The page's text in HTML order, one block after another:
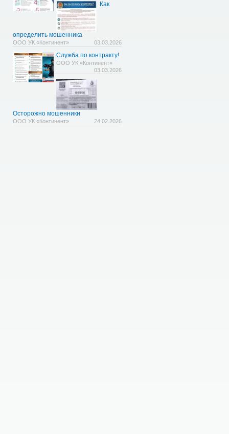
Как
определить мошенника
ООО УК «Континент» 03.03.2026
Служба по контракту!
ООО УК «Континент»
03.03.2026
Осторожно мошенники
ООО УК «Континент» 24.02.2026